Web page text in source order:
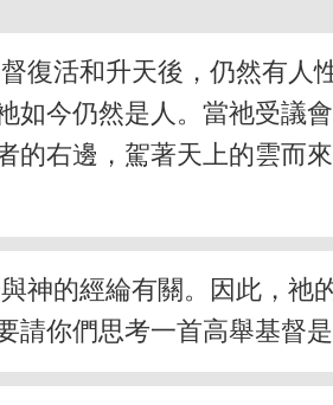
復活和升天後，仍然有人
如今仍然是人。當祂受議
的右邊，駕著天上的雲而
神的經綸有關。因此，祂
請你們思考一首高舉基督